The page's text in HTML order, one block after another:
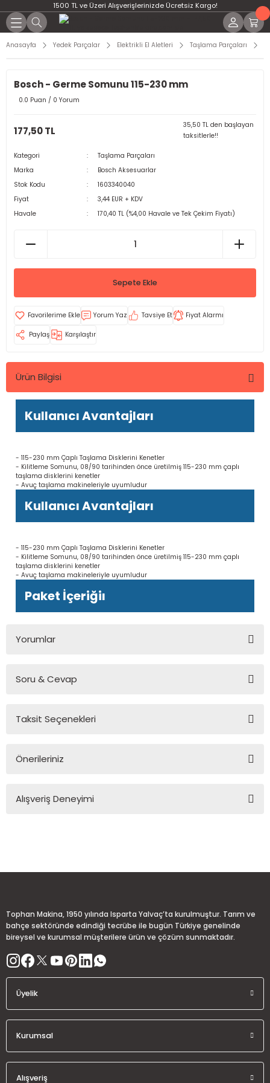
1500 TL ve Üzeri Alışverişlerinizde Ücretsiz Kargo!
Anasayfa Yedek Parçalar Elektrikli El Aletleri Taşlama Parçaları
Bosch - Germe Somunu 115-230 mm
0.0 Puan / 0 Yorum
177,50 TL
35,50 TL den başlayan
taksitlerle!!
Kategori
Taşlama Parçaları
Marka
Bosch Aksesuarlar
Stok Kodu
1603340040
Fiyat
3,44 EUR + KDV
Havale
170,40 TL (%4,00 Havale ve Tek Çekim Fiyatı)
Sepete Ekle
Yorum Yaz Tavsiye Et Fiyat Alarmı
Paylaş Karşılaştır
Ürün Bilgisi
Kullanıcı Avantajları
- 115-230 mm Çaplı Taşlama Disklerini Kenetler
- Kilitleme Somunu, 08/90 tarihinden önce üretilmiş 115-230 mm çaplı
taşlama disklerini kenetler
- Avuç taşlama makineleriyle uyumludur
Kullanıcı Avantajları
- 115-230 mm Çaplı Taşlama Disklerini Kenetler
- Kilitleme Somunu, 08/90 tarihinden önce üretilmiş 115-230 mm çaplı
taşlama disklerini kenetler
- Avuç taşlama makineleriyle uyumludur
Paket İçeriğiı
Yorumlar
Soru & Cevap
Ürün hakkında henüz soru sorulmamış.
Taksit Seçenekleri
Önerileriniz
konularda yetersiz gördüğünüz noktaları öneri formunu
Bu ürüne benzer farklı alternatifler olmalı.
Alışveriş Deneyimi
Tophan Makina, 1950 yılında Isparta Yalvaç’ta kurulmuştur. Tarım ve
bahçe sektöründe edindiği tecrübe ile bugün Türkiye genelinde
bireysel ve kurumsal müşterilere ürün ve çözüm sunmaktadır.
Üyelik
Kurumsal
Alışveriş